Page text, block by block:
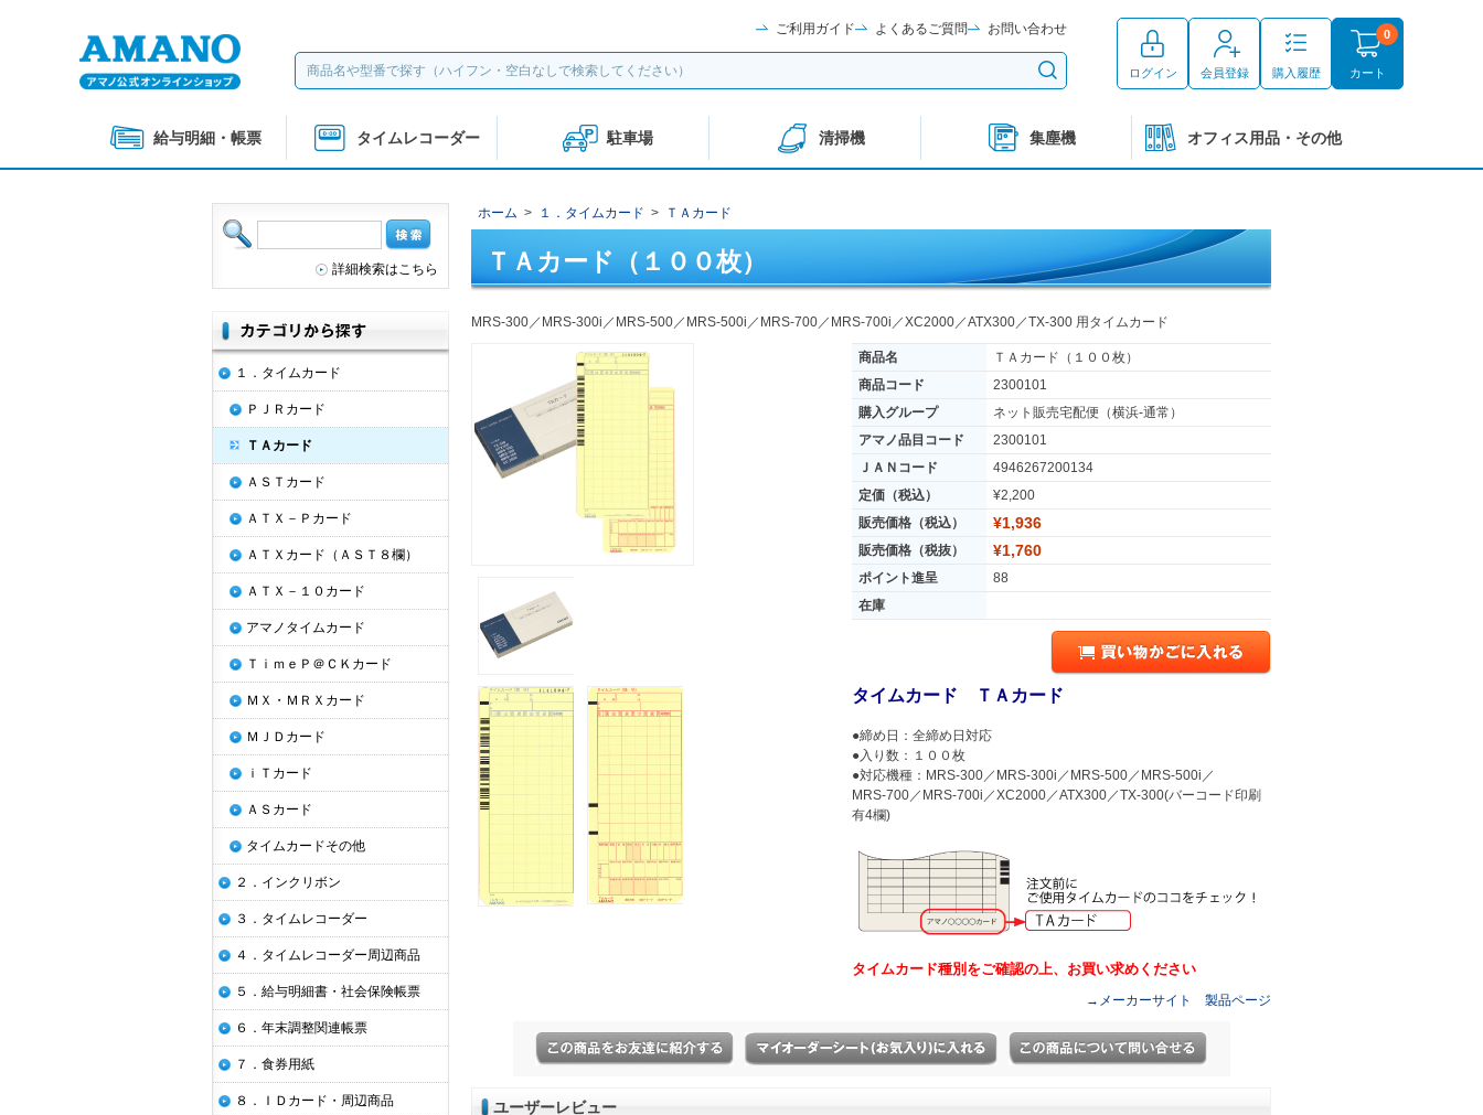
ご利用ガイド よくあるご質問 お問い合わせ
ログイン 会員登録 購入履歴 カート
0
給与明細・帳票 タイムレコーダー 駐車場 清掃機 集塵機 オフィス用品・その他
ホーム > １．タイムカード > ＴＡカード
ＴＡカード（１００枚）
MRS-300／MRS-300i／MRS-500／MRS-500i／MRS-700／MRS-700i／XC2000／ATX300／TX-300 用タイムカード
商品名
ＴＡカード（１００枚）
商品コード
2300101
購入グループ
ネット販売宅配便（横浜-通常）
アマノ品目コード
2300101
ＪＡＮコード
4946267200134
定価（税込）
¥2,200
販売価格（税込）
¥1,936
販売価格（税抜） ¥1,760
ポイント進呈
88
在庫
タイムカード ＴＡカード
●締め日：全締め日対応
●入り数：１００枚
●対応機種：MRS-300／MRS-300i／MRS-500／MRS-500i／
MRS-700／MRS-700i／XC2000／ATX300／TX-300(バーコード印刷
有4欄)
タイムカード種別をご確認の上、お買い求めください
→メーカーサイト 製品ページ
ユーザーレビュー
詳細検索はこちら
１．タイムカード
ＰＪＲカード
ＴＡカード
ＡＳＴカード
ＡＴＸ－Ｐカード
ＡＴＸカード（ＡＳＴ８欄）
ＡＴＸ－１０カード
アマノタイムカード
ＴｉｍｅＰ＠ＣＫカード
ＭＸ・ＭＲＸカード
ＭＪＤカード
ｉＴカード
ＡＳカード
タイムカードその他
２．インクリボン
３．タイムレコーダー
４．タイムレコーダー周辺商品
５．給与明細書・社会保険帳票
６．年末調整関連帳票
７．食券用紙
８．ＩＤカード・周辺商品